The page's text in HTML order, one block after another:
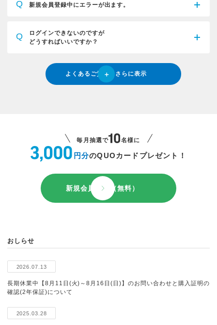
Q 新規会員登録中にエラーが出ます。
Q
ログインできないのですが
どうすればいいですか？
よくあるご質問をさらに表示
毎月抽選で 名様に
円分のQUOカードプレゼント！
新規会員登録（無料）
おしらせ
2026.07.13
長期休業中【8月11日(火)～8月16日(日)】のお問い合わせと購入証明の
確認(2年保証)について
2025.03.28